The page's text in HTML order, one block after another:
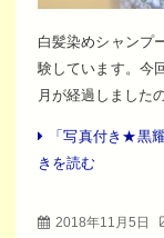
白髪染めシャンプ
験しています。今
月が経過しました
「写真付き★黒
きを読む
2018年11月5日